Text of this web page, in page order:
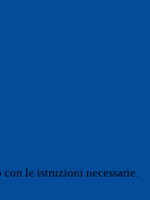
le istruzioni necessarie.